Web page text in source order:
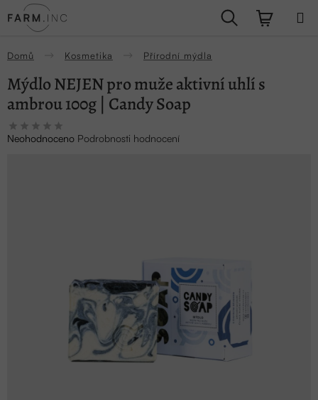
na
Hledat
Domů Kosmetika Přírodní mýdla
Mýdlo NEJEN pro muže aktivní uhlí s
ambrou 100g | Candy Soap
Průměrné
hodnocení
Neohodnoceno Podrobnosti hodnocení